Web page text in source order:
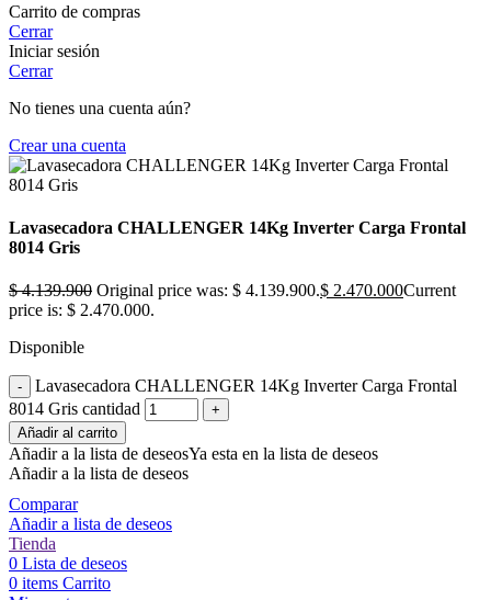
Carrito de compras
Cerrar
Iniciar sesión
Cerrar
No tienes una cuenta aún?
Crear una cuenta
Lavasecadora CHALLENGER 14Kg Inverter Carga Frontal
8014 Gris
$4.139.900 Original price was: $ 4.139.900.$ 2.470.000Current
price is: $ 2.470.000.
Disponible
Lavasecadora CHALLENGER 14Kg Inverter Carga Frontal
8014 Gris cantidad
Añadir al carrito
Añadir a la lista de deseosYa esta en la lista de deseos
Añadir a la lista de deseos
Comparar
Añadir a lista de deseos
Tienda
0 Lista de deseos
0 items Carrito